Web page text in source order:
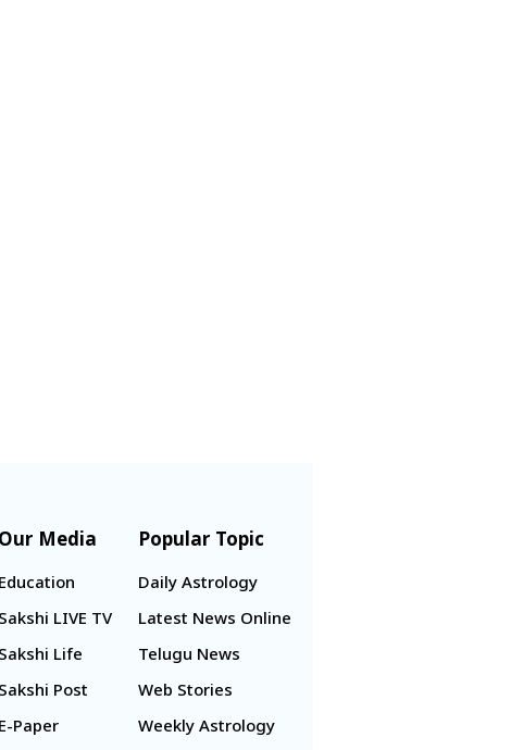
Our Media
Education
Sakshi LIVE TV
Sakshi Life
Sakshi Post
E-Paper
Popular Topic
Daily Astrology
Latest News Online
Telugu News
Web Stories
Weekly Astrology